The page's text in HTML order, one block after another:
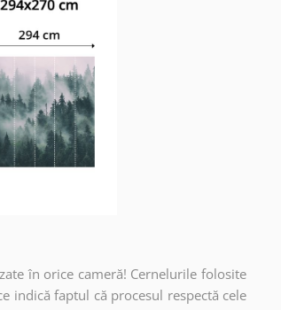
în orice cameră! Cernelurile folosite
indică faptul că procesul respectă cele